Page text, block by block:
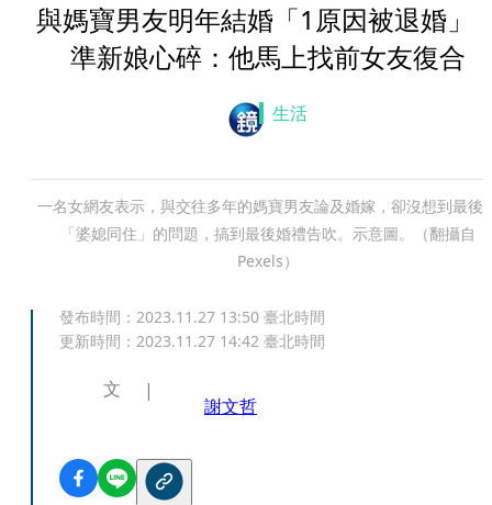
與媽寶男友明年結婚「1原因被退婚
準新娘心碎：他馬上找前女友復合
生活
一名女網友表示，與交往多年的媽寶男友論及婚嫁，卻沒想到最後
「婆媳同住」的問題，搞到最後婚禮告吹。示意圖。（翻攝自
Pexels）
發布時間： 2023.11.27 13:50 臺北時間
更新時間： 2023.11.27 14:42 臺北時間
文
謝文哲